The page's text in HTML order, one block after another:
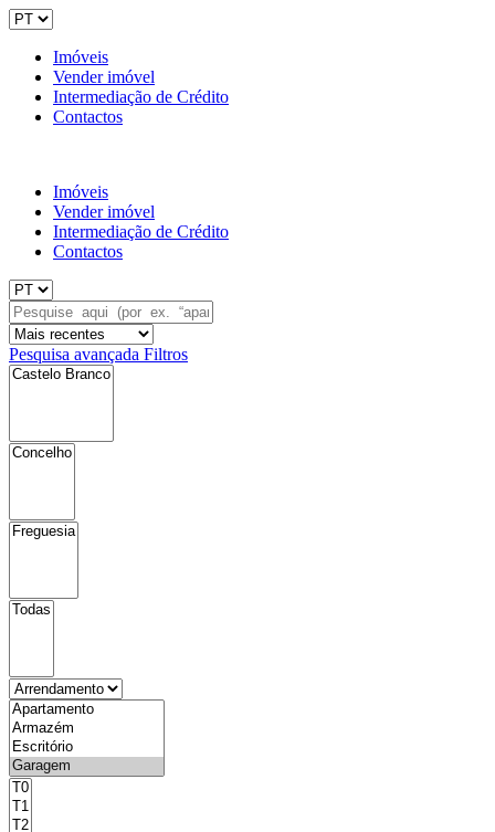
Imóveis
Vender imóvel
Intermediação de Crédito
Contactos
Imóveis
Vender imóvel
Intermediação de Crédito
Contactos
Pesquisa avançada Filtros